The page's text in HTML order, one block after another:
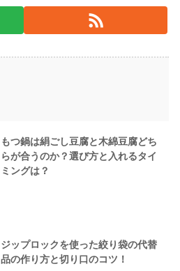
もつ鍋は絹ごし豆腐と木綿豆腐どち
らが合うのか？選び方と入れるタイ
ミングは？
ジップロックを使った絞り袋の代替
品の作り方と切り口のコツ！